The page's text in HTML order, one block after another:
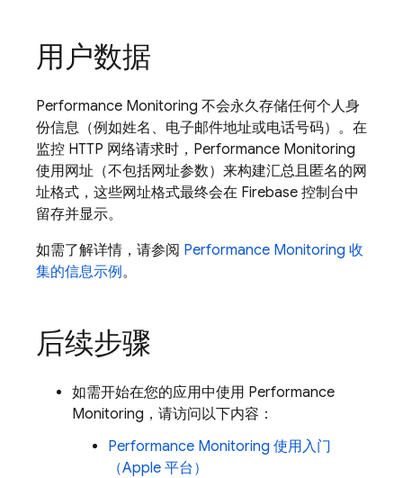
用户数据
Performance Monitoring 不会永久存储任何个人身
份信息（例如姓名、电子邮件地址或电话号码）。在
监控 HTTP 网络请求时， Performance Monitoring
使用网址（不包括网址参数）来构建汇总且匿名的网
址格式，这些网址格式最终会在 Firebase 控制台中
留存并显示。
如需了解详情，请参阅 Performance Monitoring 收
集的信息示例。
后续步骤
如需开始在您的应用中使用 Performance
Monitoring ，请访问以下内容：
Performance Monitoring 使用入门
（Apple 平台）